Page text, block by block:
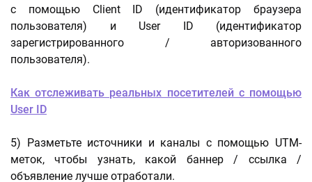
с помощью Client ID (идентификатор браузера
пользователя) и User ID (идентификатор
зарегистрированного / авторизованного
пользователя).
Как отслеживать реальных посетителей с помощью
User ID
5) Разметьте источники и каналы с помощью UTM-
меток, чтобы узнать, какой баннер / ссылка /
объявление лучше отработали.